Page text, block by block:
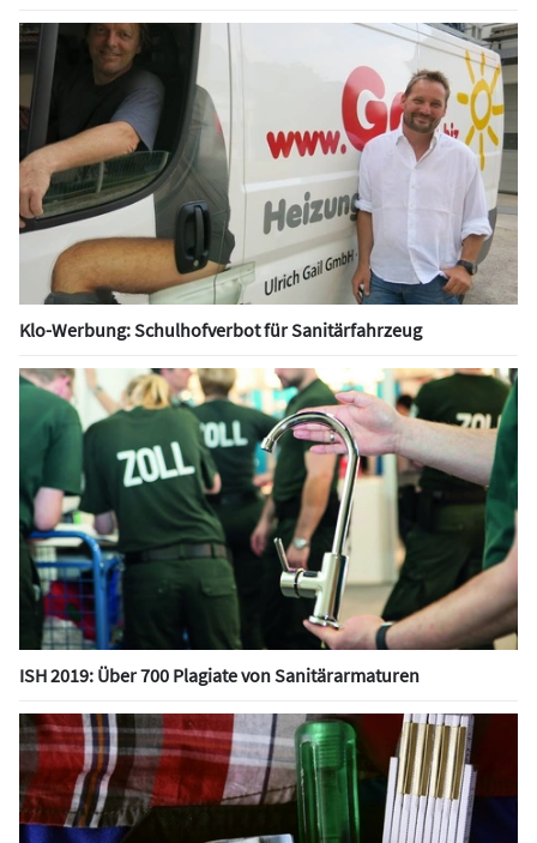
Klo-Werbung: Schulhofverbot für Sanitärfahrzeug
ISH 2019: Über 700 Plagiate von Sanitärarmaturen